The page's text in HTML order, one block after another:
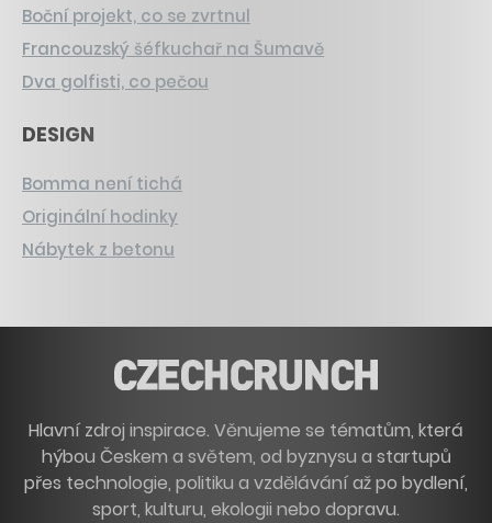
Boční projekt, co se zvrtnul
Francouzský šéfkuchař na Šumavě
Dva golfisti, co pečou
DESIGN
Bomma není tichá
Originální hodinky
Nábytek z betonu
Hlavní zdroj inspirace. Věnujeme se tématům, která
hýbou Českem a světem, od byznysu a startupů
přes technologie, politiku a vzdělávání až po bydlení,
sport, kulturu, ekologii nebo dopravu.